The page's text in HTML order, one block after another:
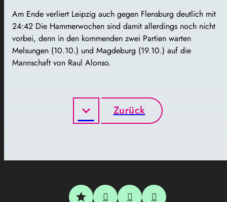
Am Ende verliert Leipzig auch gegen Flensburg deutlich mit
24:42 Die Hammerwochen sind damit allerdings noch nicht
vorbei, denn in den kommenden zwei Partien warten
Melsungen (10.10.) und Magdeburg (19.10.) auf die
Mannschaft von Raul Alonso.
Zurück